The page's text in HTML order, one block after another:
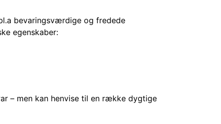
bevaringsværdige og fredede
egenskaber:
– men kan henvise til en række dygtige